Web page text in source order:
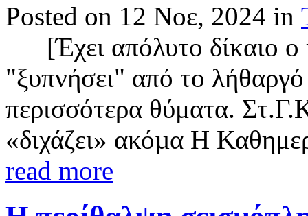
Posted on 12 Νοε, 2024 in
[Έχει απόλυτο δίκαιο ο
"ξυπνήσει" από το
περισσότερα θύματα.
«διχάζει» ακόµα Η
read more